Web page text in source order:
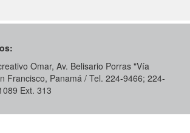
Omar, Av. Belisario Porras "Vía
Francisco, Panamá / Tel. 224-9466; 224-
Ext. 313